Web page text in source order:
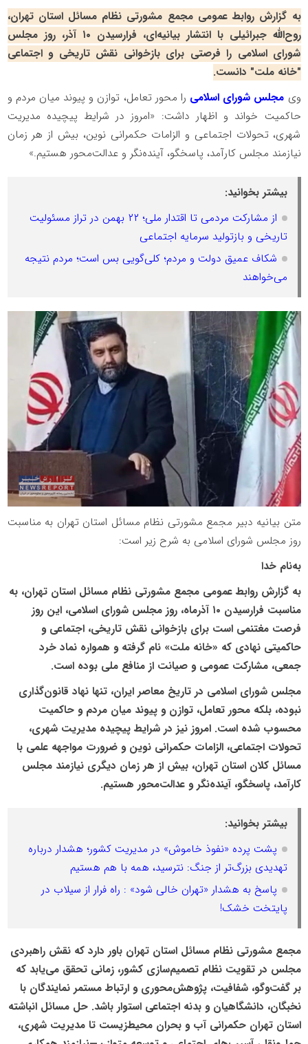
به گزارش روابط عمومی مجمع مشورتی نظام مسائل استان تهران،
روح‌الله جبرائیلی با انتشار بیانیه‌ای، فرارسیدن ۱۰ آذر، روز مجلس
شورای اسلامی را فرصتی برای بازخوانی نقش تاریخی و اجتماعی
"خانه ملت" دانست.
وی مجلس شورای اسلامی را محور تعامل، توازن و پیوند میان مردم و
حاکمیت خواند و اظهار داشت: «امروز در شرایط پیچیده مدیریت
شهری، تحولات اجتماعی و الزامات حکمرانی نوین، بیش از هر زمان
نیازمند مجلس کارآمد، پاسخگو، آینده‌نگر و عدالت‌محور هستیم.»
بیشتر بخوانید:
از مشارکت مردمی تا اقتدار ملی؛ ۲۲ بهمن در تراز مسئولیت
تاریخی و بازتولید سرمایه اجتماعی
شکاف عمیق دولت و مردم؛ کلی‌گویی بس است؛ مردم نتیجه
می‌خواهند
متن بیانیه دبیر مجمع مشورتی نظام مسائل استان تهران به مناسبت
روز مجلس شورای اسلامی به شرح زیر است:
به‌نام خدا
به گزارش روابط عمومی مجمع مشورتی نظام مسائل استان تهران، به
مناسبت فرارسیدن ۱۰ آذرماه، روز مجلس شورای اسلامی، این روز
فرصت مغتنمی است برای بازخوانی نقش تاریخی، اجتماعی و
حاکمیتی نهادی که «خانه ملت» نام گرفته و همواره نماد خرد
جمعی، مشارکت عمومی و صیانت از منافع ملی بوده است.
مجلس شورای اسلامی در تاریخ معاصر ایران، تنها نهاد قانون‌گذاری
نبوده، بلکه محور تعامل، توازن و پیوند میان مردم و حاکمیت
محسوب شده است. امروز نیز در شرایط پیچیده مدیریت شهری،
تحولات اجتماعی، الزامات حکمرانی نوین و ضرورت مواجهه علمی با
مسائل کلان استان تهران، بیش از هر زمان دیگری نیازمند مجلس
کارآمد، پاسخگو، آینده‌نگر و عدالت‌محور هستیم.
بیشتر بخوانید:
پشت پرده «نفوذ خاموش» در مدیریت کشور؛ هشدار درباره
تهدیدی بزرگ‌تر از جنگ: نترسید، همه با هم هستیم
پاسخ به هشدار «تهران خالی شود» : راه فرار از سیلاب در
پایتخت خشک!
مجمع مشورتی نظام مسائل استان تهران باور دارد که نقش راهبردی
مجلس در تقویت نظام تصمیم‌سازی کشور، زمانی تحقق می‌یابد که
بر گفت‌وگو، شفافیت، پژوهش‌محوری و ارتباط مستمر نمایندگان با
نخبگان، دانشگاهیان و بدنه اجتماعی استوار باشد. حل مسائل انباشته
استان تهران حکمرانی آب و بحران محیط‌زیست تا مدیریت شهری،